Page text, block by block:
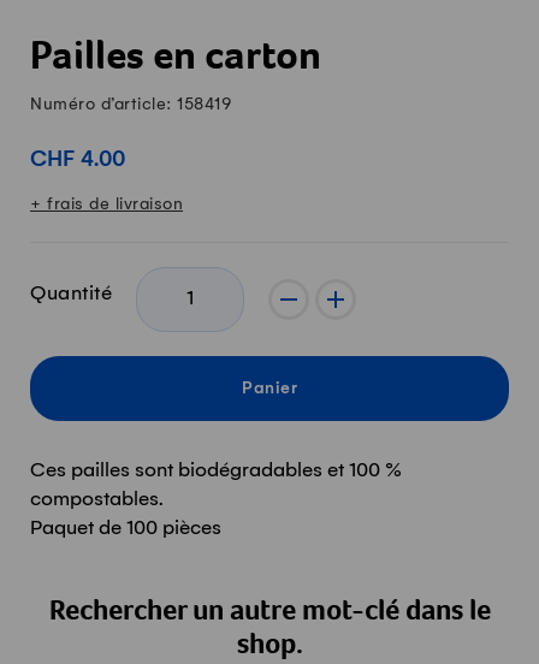
Pailles en carton
Numéro d’article: 158419
CHF 4.00
+ frais de livraison
Quantité - +
Panier
Ces pailles sont biodégradables et 100 %
compostables.
Paquet de 100 pièces
Rechercher un autre mot-clé dans le
shop.